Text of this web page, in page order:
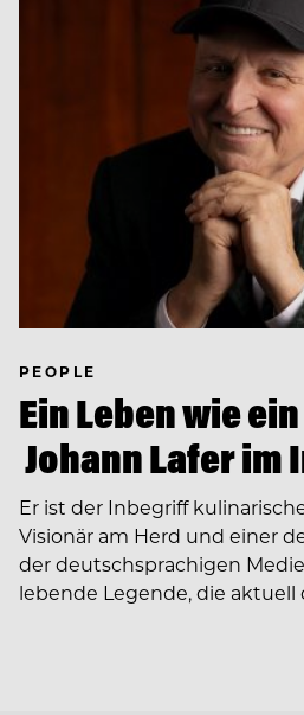
PEOPLE
Ein Leben wie
Johann Lafer
Er ist der Inbegriff
Visionär am Herd und einer
der deutschsprachigen
lebende Legende, die